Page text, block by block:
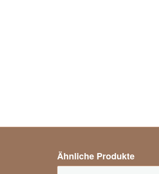
Ähnliche Produkte